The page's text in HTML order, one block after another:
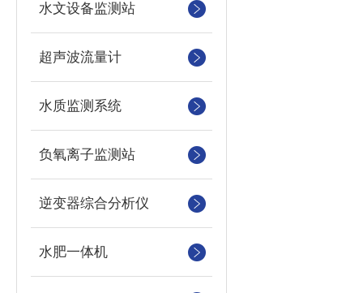
水文设备监测站
超声波流量计
水质监测系统
负氧离子监测站
逆变器综合分析仪
水肥一体机